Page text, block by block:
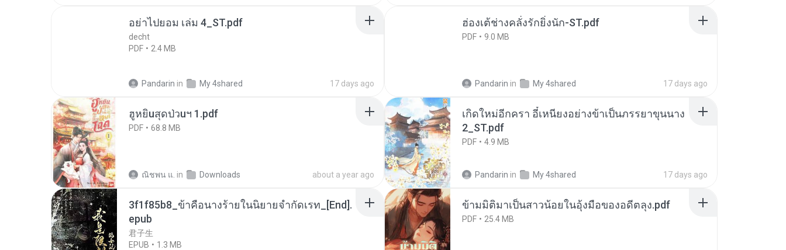
อย่าไปยอม เล่ม 4_ST.pdf
decht
PDF
2.4 MB
Pandarin in My 4shared 17 days ago
ฮ่องเต้ช่างคลั่งรักยิ่งนัก-ST.pdf
PDF 9.0 MB
Pandarin in My 4shared 17 days ago
ฮูหยิuสุดป่วuฯ 1.pdf
PDF 68.8 MB
ณิชพน แ. in Downloads about a year ago
เกิดใหม่อีกครา อี๋เหนียงอย่างข้าเป็นภรรยาขุนนาง
2_ST.pdf
PDF 4.9 MB
Pandarin in My 4shared 17 days ago
3f1f85b8_ข้าคือนางร้ายในนิยายจำกัดเรท_[End].
epub
君子生
EPUB
1.3 MB
ข้ามมิติมาเป็นสาวน้อยในอุ้งมือของอดีตลุง.pdf
PDF 25.4 MB